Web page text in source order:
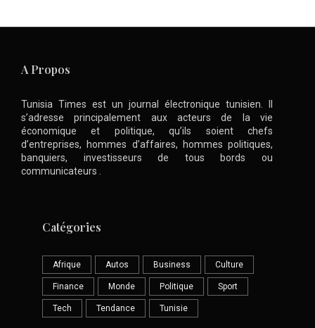
A Propos
Tunisia Times est un journal électronique tunisien. Il
s’adresse principalement aux acteurs de la vie
économique et politique, qu’ils soient chefs
d’entreprises, hommes d’affaires, hommes politiques,
banquiers, investisseurs de tous bords ou
communicateurs .
Catégories
Afrique Autos Business Culture
Finance Monde Politique Sport
Tech Tendance Tunisie